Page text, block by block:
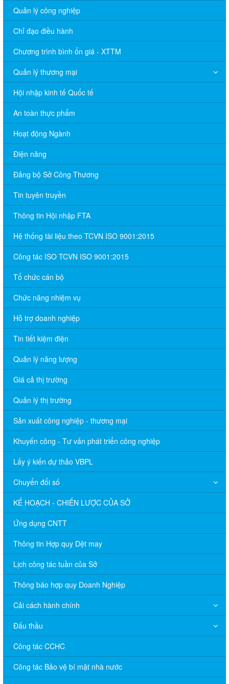
Quản lý công nghiệp
Chỉ đạo điều hành
Chương trình bình ổn giá - XTTM
Quản lý thương mại
Hội nhập kinh tế Quốc tế
An toàn thực phẩm
Hoạt động Ngành
Điện năng
Đảng bộ Sở Công Thương
Tin tuyên truyền
Thông tin Hội nhập FTA
Hệ thống tài liệu theo TCVN ISO 9001:2015
Công tác ISO TCVN ISO 9001:2015
Tổ chức cán bộ
Chức năng nhiệm vụ
Hỗ trợ doanh nghiệp
Tin tiết kiệm điện
Quản lý năng lượng
Giá cả thị trường
Quản lý thị trường
Sản xuất công nghiệp - thương mại
Khuyến công - Tư vấn phát triển công nghiệp
Lấy ý kiến dự thảo VBPL
Chuyển đổi số
KẾ HOẠCH - CHIẾN LƯỢC CỦA SỞ
Ứng dụng CNTT
Thông tin Hợp quy Dệt may
Lịch công tác tuần của Sở
Thông báo hợp quy Doanh Nghiệp
Cải cách hành chính
Đấu thầu
Công tác CCHC
Công tác Bảo vệ bí mật nhà nước